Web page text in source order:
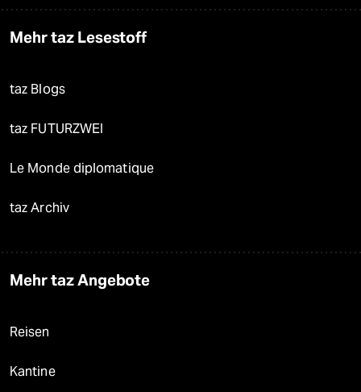
Mehr taz Lesestoff
taz Blogs
taz FUTURZWEI
Le Monde diplomatique
taz Archiv
Mehr taz Angebote
Reisen
Kantine